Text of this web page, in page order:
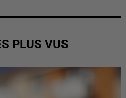
PLUS VUS